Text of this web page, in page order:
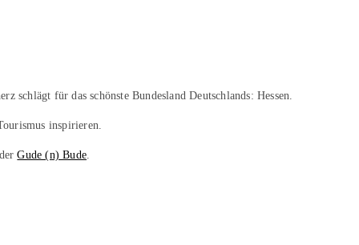
für das schönste Bundesland Deutschlands: Hessen.
inspirieren.
Gude (n) Bude